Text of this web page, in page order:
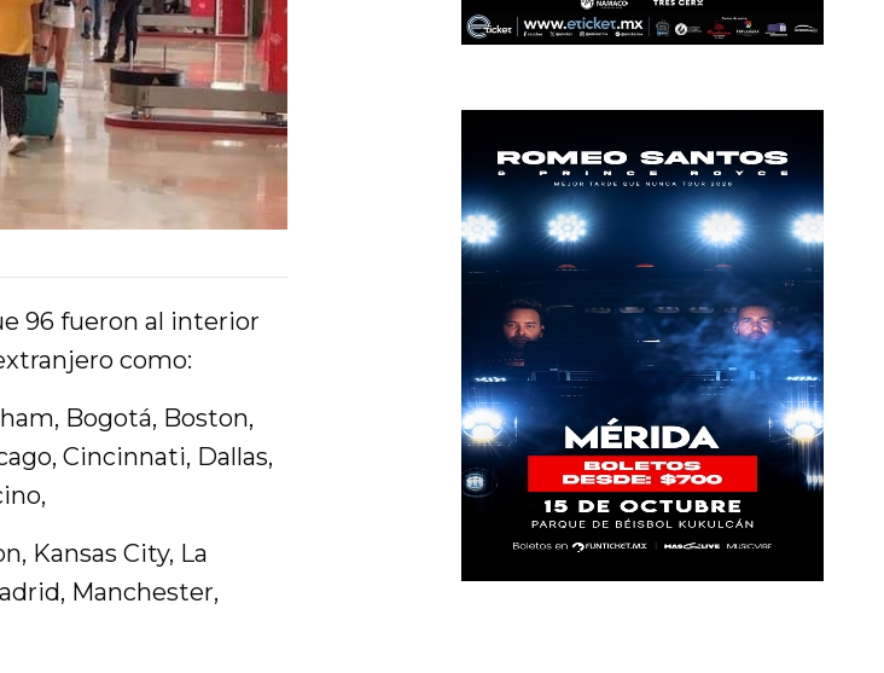
96 fueron al interior
como:
Bogotá, Boston,
Cincinnati, Dallas,
Kansas City, La
Manchester,